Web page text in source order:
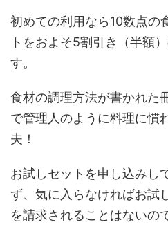
初めての利用なら10数点の
トをおよそ5割引き（半額
す。
食材の調理方法が書かれた
で管理人のように料理に慣
夫！
お試しセットを申し込みし
ず、気に入らなければお試
を請求されることはないの